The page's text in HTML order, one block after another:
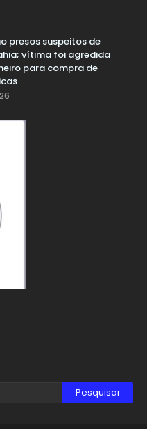
presos suspeitos de
vítima foi agredida
para compra de